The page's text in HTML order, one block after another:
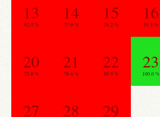
13
92.5 %
14
77.9 %
15
76.2 %
16
55.5 %
20
73.0 %
21
78.6 %
22
89.9 %
23
100.0 %
27 28 29